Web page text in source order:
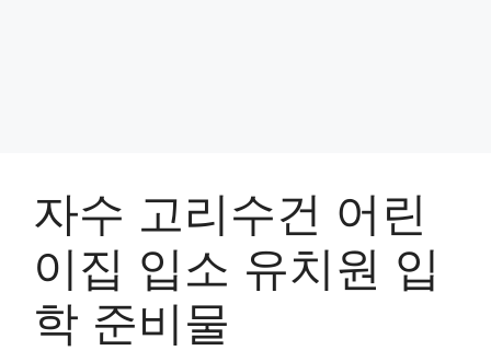
자수 고리수건 어린
이집 입소 유치원 입
학 준비물